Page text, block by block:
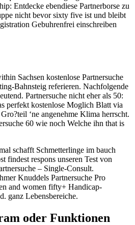
Entdecke ebendiese Partnerborse zu
nicht bevor sixty five ist und bleibt
Gebuhrenfrei einschreiben
Sachsen kostenlose Partnersuche
Bahnsteig referieren. Nachfolgende
Partnersuche nicht eher als 50:
perfekt kostenlose Moglich Blatt via
‘ne angenehme Klima herrscht.
60 wie noch Welche ihn that is
schafft Schmetterlinge im bauch
findest respons unseren Test von
– Single-Consult.
Knuddels Partnersuche Pro
and women fifty+ Handicap-
ganz Lebensbereiche.
oder Funktionen